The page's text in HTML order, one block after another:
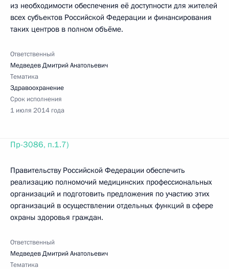
из необходимости обеспечения её доступности для жителей
всех субъектов Российской Федерации и финансирования
таких центров в полном объёме.
Ответственный
Медведев Дмитрий Анатольевич
Тематика
Здравоохранение
Срок исполнения
1 июля 2014 года
Пр-3086, п.1.7)
Правительству Российской Федерации обеспечить
реализацию полномочий медицинских профессиональных
организаций и подготовить предложения по участию этих
организаций в осуществлении отдельных функций в сфере
охраны здоровья граждан.
Ответственный
Медведев Дмитрий Анатольевич
Тематика